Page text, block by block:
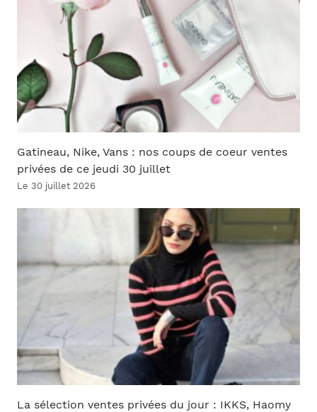
Gatineau, Nike, Vans : nos coups de coeur ventes
privées de ce jeudi 30 juillet
Le 30 juillet 2026
La sélection ventes privées du jour : IKKS, Haomy